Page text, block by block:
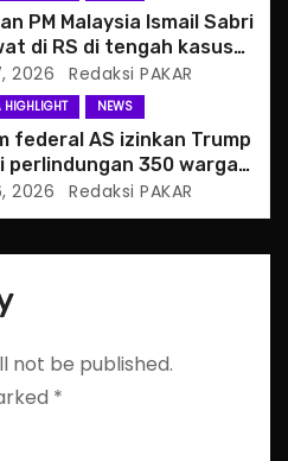
PM Malaysia Ismail Sabri
di RS di tengah kasus
2026 Redaksi PAKAR
HIGHLIGHT NEWS
federal AS izinkan Trump
perlindungan 350 warga
2026 Redaksi PAKAR
not be published.
*